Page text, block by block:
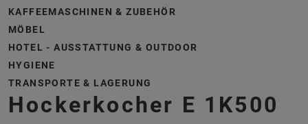
KAFFEEMASCHINEN & ZUBEHÖR
MÖBEL
HOTEL - AUSSTATTUNG & OUTDOOR
HYGIENE
TRANSPORTE & LAGERUNG
Hockerkocher E 1K500